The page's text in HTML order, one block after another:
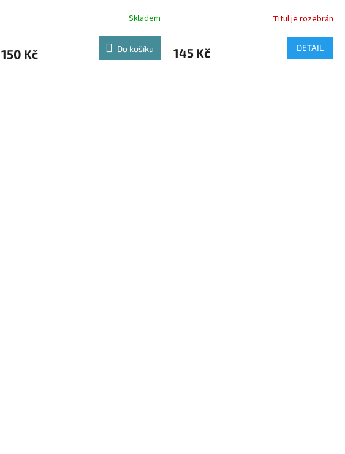
Skladem
150 Kč Do košíku
Titul je rozebrán
145 Kč DETAIL